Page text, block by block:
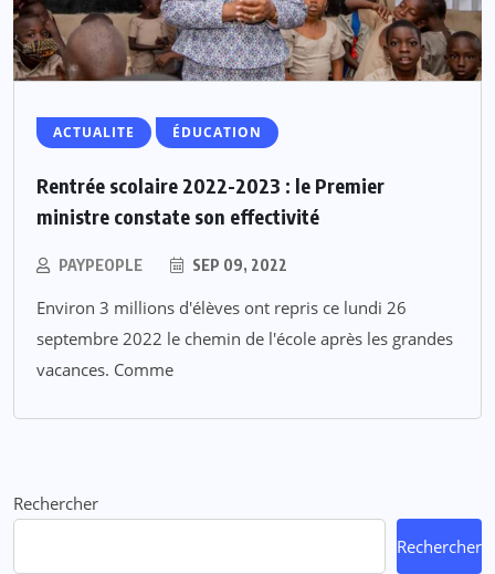
ACTUALITE ÉDUCATION
Rentrée scolaire 2022-2023 : le Premier
ministre constate son effectivité
PAYPEOPLE SEP 09, 2022
Environ 3 millions d'élèves ont repris ce lundi 26
septembre 2022 le chemin de l'école après les grandes
vacances. Comme
Rechercher
Rechercher